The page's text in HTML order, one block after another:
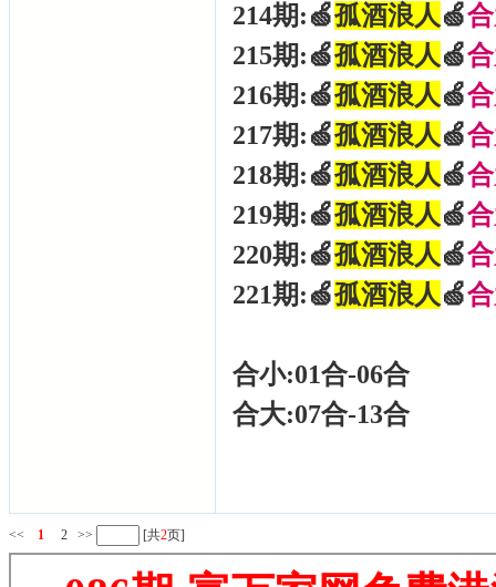
214期:🍏孤酒浪人 🍏
215期:🍏孤酒浪人 🍏
216期:🍏孤酒浪人 🍏
217期:🍏孤酒浪人 🍏
218期:🍏孤酒浪人 🍏
219期:🍏孤酒浪人 🍏
220期:🍏孤酒浪人 🍏
221期:🍏孤酒浪人 🍏
合小:01合-06合
合大:07合-13合
<< 1 2 >> [共2页]